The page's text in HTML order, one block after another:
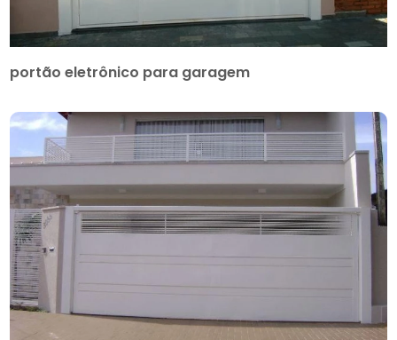
portão eletrônico para garagem